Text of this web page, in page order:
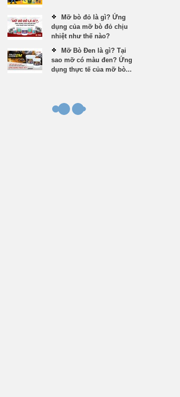
Mỡ bò đỏ là gì? Ứng
dụng của mỡ bò đỏ chịu
nhiệt như thế nào?
Mỡ Bò Đen là gì? Tại
sao mỡ có màu đen? Ứng
dụng thực tế của mỡ bò...